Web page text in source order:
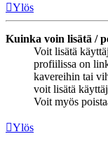
Ylös
Kuinka voin lisätä /
Voit lisätä
profiilissa on
kavereihin tai
voit lisätä
Voit myös
Ylös